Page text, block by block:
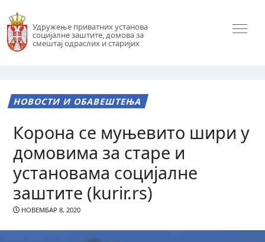
Удружење приватних установа
социјалне заштите, домова за
смештај одраслих и старијих
НОВОСТИ И ОБАВЕШТЕЊА
Корона се муњевито шири у
домовима за старе и
установама социјалне
заштите (kurir.rs)
НОВЕМБАР 8, 2020